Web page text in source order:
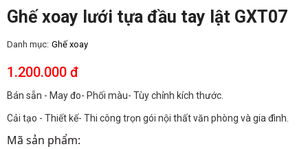
Ghế xoay lưới tựa đầu tay lật GXT07
Danh mục: Ghế xoay
1.200.000 đ
Bán sẵn - May đo- Phối màu- Tùy chỉnh kích thước.
Cải tạo - Thiết kế- Thi công trọn gói nội thất văn phòng và gia đình.
Mã sản phẩm: